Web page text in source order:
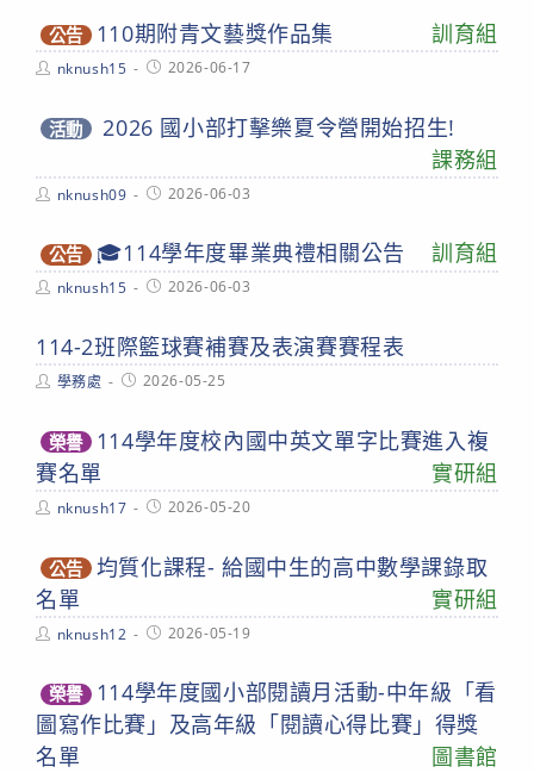
公告 訓育組
110期附青文藝獎作品集
Postnknush15
Post2026-06-17
活動
2026 國小部打擊樂夏令營開始招生!
課務組
Postnknush09
Post2026-06-03
公告 訓育組
🎓114學年度畢業典禮相關公告
Postnknush15
Post2026-06-03
114-2班際籃球賽補賽及表演賽賽程表
Post學務處
Post2026-05-25
榮譽
114學年度校內國中英文單字比賽進入複
賽名單
實研組
Postnknush17
Post2026-05-20
公告 均質化課程- 給國中生的高中數學課錄取
名單
實研組
Postnknush12
Post2026-05-19
榮譽
114學年度國小部閱讀月活動-中年級「看
圖寫作比賽」及高年級「閱讀心得比賽」得獎
名單
圖書館